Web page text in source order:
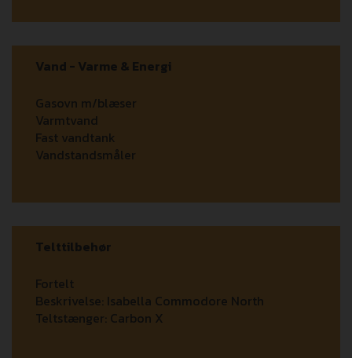
Vand - Varme & Energi
Gasovn m/blæser
Varmtvand
Fast vandtank
Vandstandsmåler
Telttilbehør
Fortelt
Beskrivelse: Isabella Commodore North
Teltstænger: Carbon X